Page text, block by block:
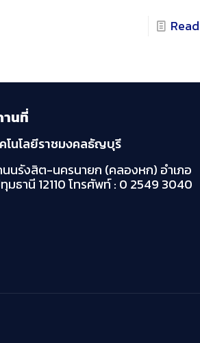
นที่
โนโลยีราชมงคลธัญบุรี
นนรังสิต-นครนายก (คลองหก) อำเภอ
ธานี 12110โทรศัพท์ : 0 2549 3040